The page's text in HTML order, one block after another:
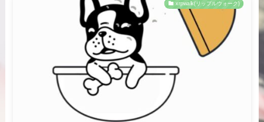
xrpwalk(リップルウォーク)